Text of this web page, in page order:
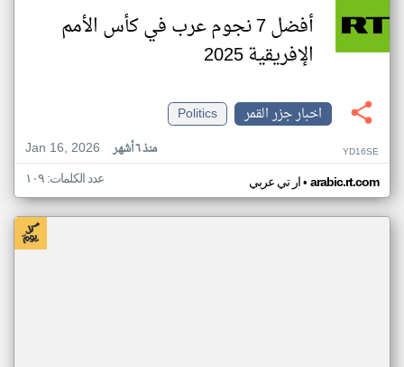
أفضل 7 نجوم عرب في كأس الأمم
الإفريقية 2025
اخبار جزر القمر
Politics
Jan 16, 2026
منذ ٦ أشهر YD16SE
ار تي عربي• arabic.rt.com عدد الكلمات: ١٠٩